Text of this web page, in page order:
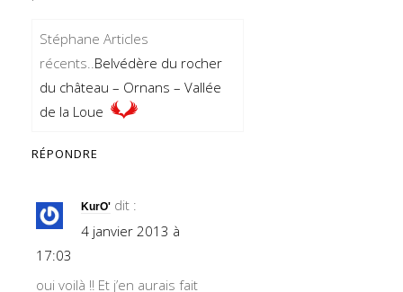
Stéphane Articles
récents..Belvédère du rocher
du château – Ornans – Vallée
de la Loue
RÉPONDRE
KurO' dit :
4 janvier 2013 à
17:03
oui voilà !! Et j’en aurais fait